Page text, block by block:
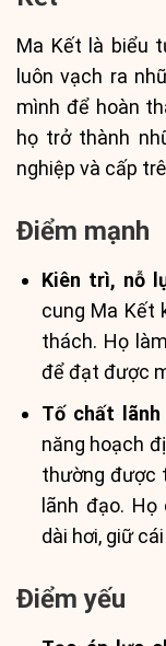
Ma Kết là biểu
luôn vạch ra
mình để hoàn
họ trở thành
nghiệp và cấp
Điểm mạnh
Kiên trì, nỗ
cung Ma Kết
thách. Họ
để đạt được
Tố chất lãnh
năng hoạch
thường được
lãnh đạo.
dài hơi, giữ
Điểm yếu